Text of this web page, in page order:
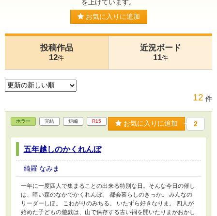
を上げています。
お気に入りに追加
投稿作品
12件
近況ボード
11件
12 件
ホラー 完結 短編 R15 お気に入りに追加 2
五年越しのかくれんぼ
綺羅 なみま
一年に一度四人で集まることの出来る特別な日。そんな今日の催し
は、暗い森のなかでかくれんぼ。 都会暮らしのきっか。 みんなの
リーダーしほ。 こわがりのみちる。 いたずら好きなりま。 四人が
始めた子どもの遊戯は、山で保存する古い祠を開いたりまがおかし